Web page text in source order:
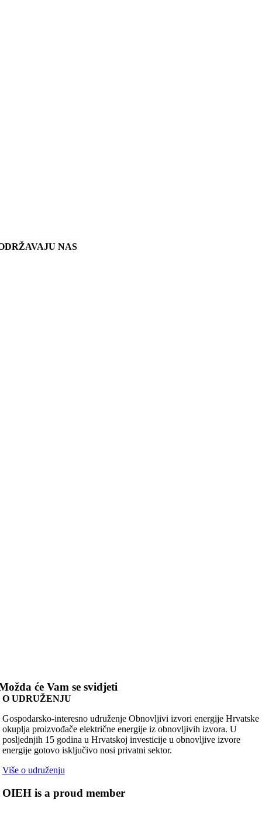
NAS
će Vam se svidjeti
O UDRUŽENJU
Gospodarsko-interesno udruženje Obnovljivi izvori energije Hrvatske
okuplja proizvođače električne energije iz obnovljivih izvora. U
posljednjih 15 godina u Hrvatskoj investicije u obnovljive izvore
energije gotovo isključivo nosi privatni sektor.
Više o udruženju
OIEH is a proud member